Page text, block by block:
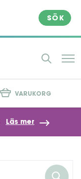
SÖK
VARUKORG
Läs mer